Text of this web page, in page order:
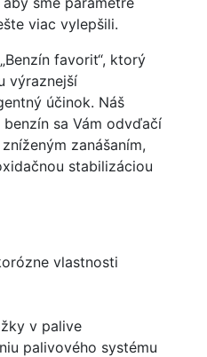
viac vylepšili.
favorit“, ktorý
výraznejší
účinok. Náš
sa Vám odvďačí
zanášaním,
stabilizáciou
vlastnosti
v palive
palivového systému